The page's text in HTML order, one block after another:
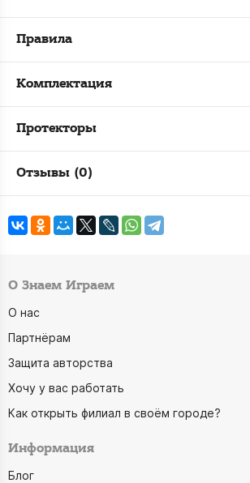
Правила
Комплектация
Протекторы
Отзывы (0)
О Знаем Играем
О нас
Партнёрам
Защита авторства
Хочу у вас работать
Как открыть филиал в своём городе?
Информация
Блог